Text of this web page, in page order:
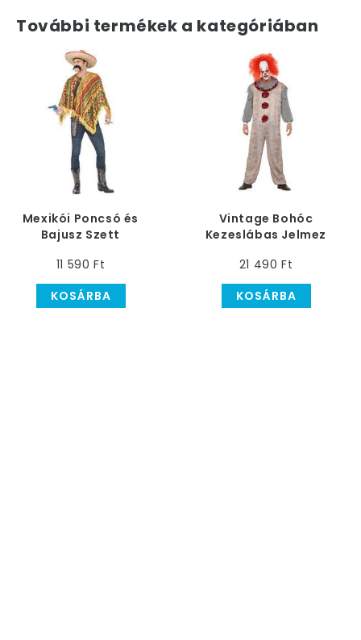
További termékek a kategóriában
Mexikói Poncsó és
Bajusz Szett
11 590 Ft
KOSÁRBA
Vintage Bohóc
Kezeslábas Jelmez
Nyakfodorral
21 490 Ft
KOSÁRBA